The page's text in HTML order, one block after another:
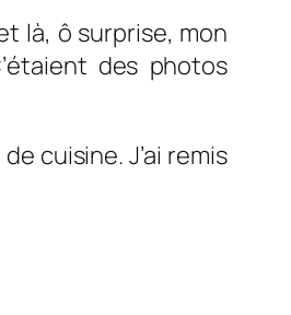
là, ô surprise, mon
des photos
cuisine. J’ai remis